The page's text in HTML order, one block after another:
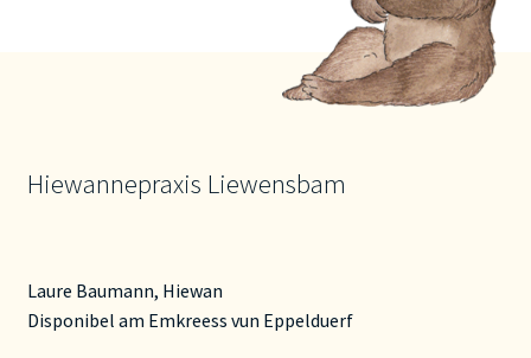
Optionen
können
auf
der
Hiewannepraxis Liewensbam
Laure Baumann, Hiewan
Disponibel am Emkreess vun Eppelduerf